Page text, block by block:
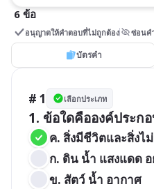
6 ข้อ
อนุญาตให้คำตอบที่ไม่ถูกต้อง ซ่อนค
บัตรคำ
# 1 เลือกประเภท
1. ข้อใดคือองค์ประก
ค. สิ่งมีชีวิตและสิ่งไ
ก. ดิน น้ำ แสงแดด อ
ข. สัตว์ น้ำ อากาศ